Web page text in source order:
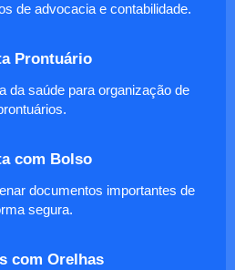
de advocacia e contabilidade.
Prontuário
da saúde para organização de
com Bolso
documentos importantes de
segura.
com Orelhas